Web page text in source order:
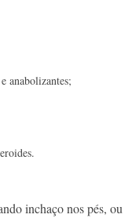
anabolizantes;
inchaço nos pés, ou